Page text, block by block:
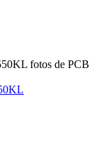
fotos de PCB